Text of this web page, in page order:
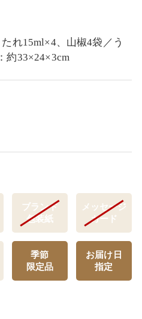
れ15ml×4、山椒4袋／う
約33×24×3cm
ブランド
包装紙
メッセージ
カード
季節
限定品
お届け日
指定